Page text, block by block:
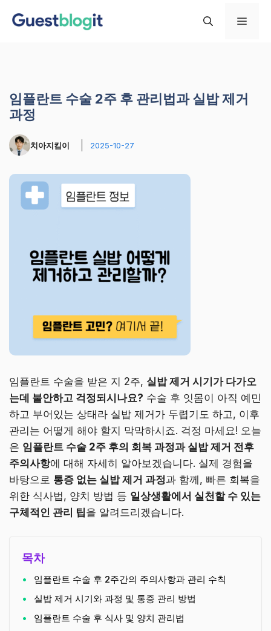
메
임플란트 수술 2주 후 관리법과 실밥 제거
과정
치아지킴이 2025-10-27
임플란트 수술을 받은 지 2주, 실밥 제거 시기가 다가오
는데 불안하고 걱정되시나요? 수술 후 잇몸이 아직 예민
하고 부어있는 상태라 실밥 제거가 두렵기도 하고, 이후
관리는 어떻게 해야 할지 막막하시죠. 걱정 마세요! 오늘
은 임플란트 수술 2주 후의 회복 과정과 실밥 제거 전후
주의사항에 대해 자세히 알아보겠습니다. 실제 경험을
바탕으로 통증 없는 실밥 제거 과정과 함께, 빠른 회복을
위한 식사법, 양치 방법 등 일상생활에서 실천할 수 있는
구체적인 관리 팁을 알려드리겠습니다.
목차
임플란트 수술 후 2주간의 주의사항과 관리 수칙
실밥 제거 시기와 과정 및 통증 관리 방법
임플란트 수술 후 식사 및 양치 관리법